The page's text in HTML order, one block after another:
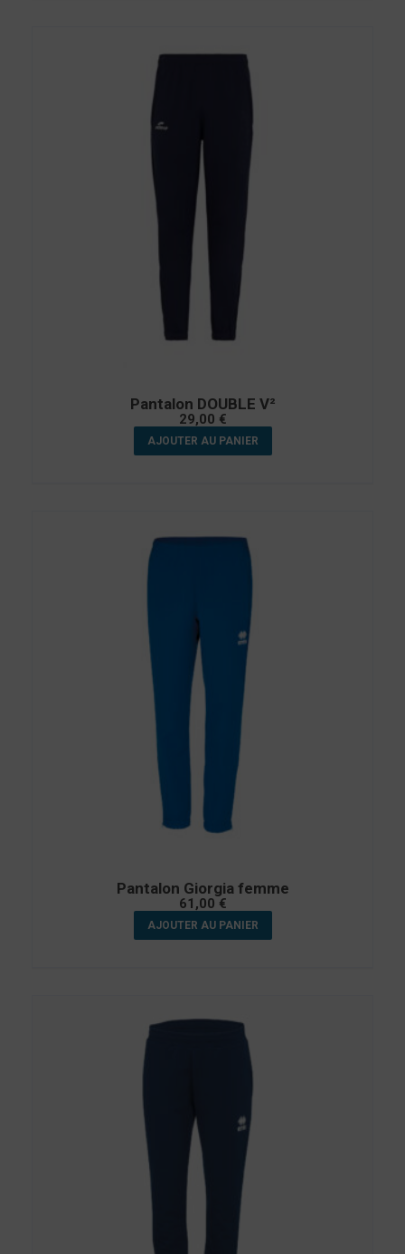
Pantalon DOUBLE V²
29,00 €
AJOUTER AU PANIER
Pantalon Giorgia femme
61,00 €
AJOUTER AU PANIER